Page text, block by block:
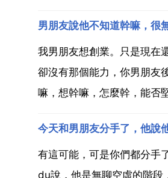
男朋友說他不知道幹嘛，很
我男朋友想創業。只是現在
卻沒有那個能力，你男朋友
嘛，想幹嘛，怎麼幹，能否
今天和男朋友分手了，他說
有這可能，可是你們都分手
du說，他是無聊空虛的階段